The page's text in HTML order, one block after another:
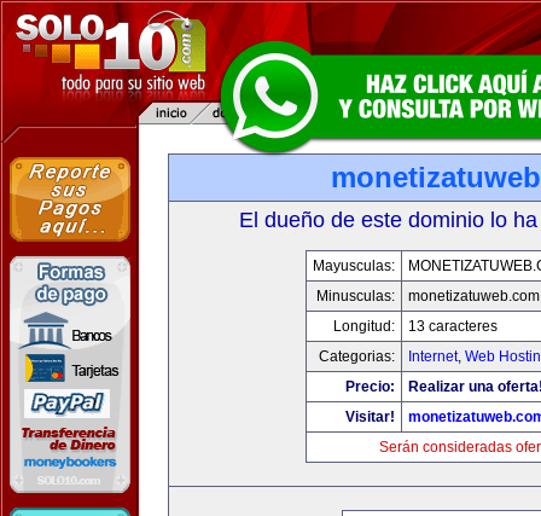
El dueño de este dominio lo
Mayusculas:
Minusculas:
monetizatuweb.com
Longitud:
13 caracteres
Categorias:
Internet, Web
Precio:
Realizar una
Visitar!
Serán consideradas